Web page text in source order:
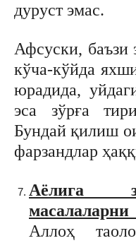
дуруст эмас.
Афсуски, баъзи
кўча-кўйда
юрадида,
эса зўрға
Бундай қилиш
фарзандлар
Аёлига
Аллоҳ